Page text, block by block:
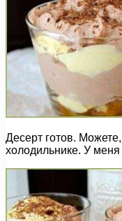
Десерт готов.
холодильнике. У меня